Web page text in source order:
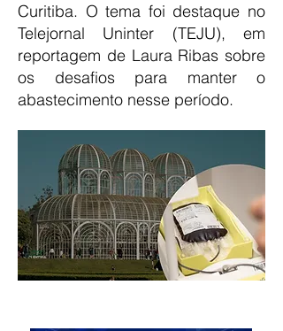
Curitiba. O tema foi destaque no
Telejornal Uninter (TEJU), em
reportagem de Laura Ribas sobre
os desafios para manter o
abastecimento nesse período.